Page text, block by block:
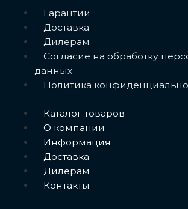
Расширительные баки
Вертикальные расширительные баки
PUMPPLUS
Горизонтальные расширительные
Меню
Гарантии
Доставка
Дилерам
Согласие на обработку
данных
Политика
Меню
Каталог товаров
О компании
Информация
Доставка
Дилерам
Контакты